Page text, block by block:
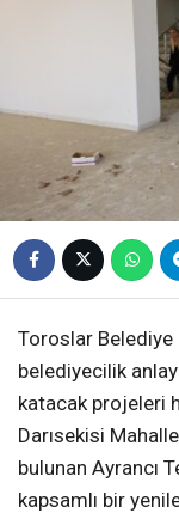
Toroslar Belediye
belediyecilik
katacak projeleri
Darısekisi
bulunan Ayrancı
kapsamlı bir